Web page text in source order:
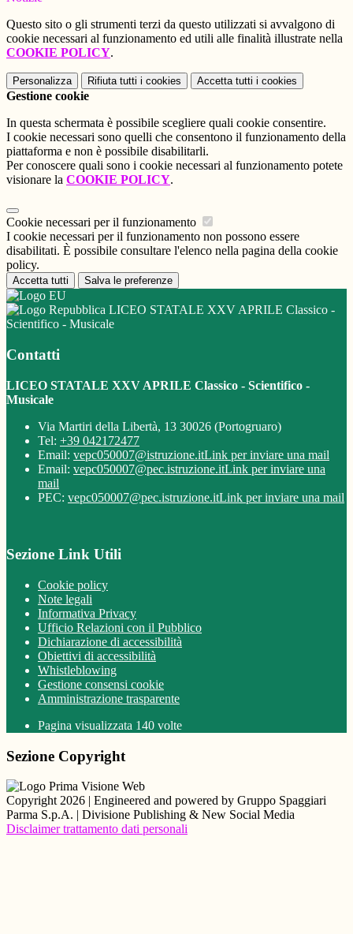
Questo sito o gli strumenti terzi da questo utilizzati si avvalgono di
cookie necessari al funzionamento ed utili alle finalità illustrate nella
COOKIE POLICY.
Personalizza Rifiuta tutti i cookies Accetta tutti i cookies
Gestione cookie
In questa schermata è possibile scegliere quali cookie consentire.
I cookie necessari sono quelli che consentono il funzionamento della
piattaforma e non è possibile disabilitarli.
Per conoscere quali sono i cookie necessari al funzionamento potete
visionare la COOKIE POLICY.
Cookie necessari per il funzionamento
I cookie necessari per il funzionamento non possono essere
disabilitati. È possibile consultare l'elenco nella pagina della cookie
policy.
Accetta tutti Salva le preferenze
LICEO STATALE XXV APRILE Classico -
Scientifico - Musicale
Contatti
LICEO STATALE XXV APRILE Classico - Scientifico -
Musicale
Via Martiri della Libertà, 13 30026 (Portogruaro)
Tel: +39 042172477
Email: vepc050007@istruzione.itLink per inviare una mail
Email: vepc050007@pec.istruzione.itLink per inviare una
mail
PEC: vepc050007@pec.istruzione.itLink per inviare una mail
Sezione Link Utili
Cookie policy
Note legali
Informativa Privacy
Ufficio Relazioni con il Pubblico
Dichiarazione di accessibilità
Obiettivi di accessibilità
Whistleblowing
Gestione consensi cookie
Amministrazione trasparente
Pagina visualizzata 140 volte
Sezione Copyright
Copyright 2026 | Engineered and powered by Gruppo Spaggiari
Parma S.p.A. | Divisione Publishing & New Social Media
Disclaimer trattamento dati personali